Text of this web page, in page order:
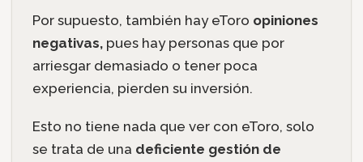
Por supuesto, también hay eToro opiniones
negativas,pues hay personas que por
arriesgar demasiado o tener poca
experiencia, pierden su inversión.
Esto no tiene nada que ver con eToro, solo
se trata de una deficiente gestión de